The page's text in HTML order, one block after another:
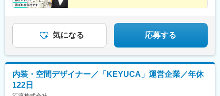
気になる 応募する
内装・空間デザイナー／「KEYUCA」運営企業／年休
122日